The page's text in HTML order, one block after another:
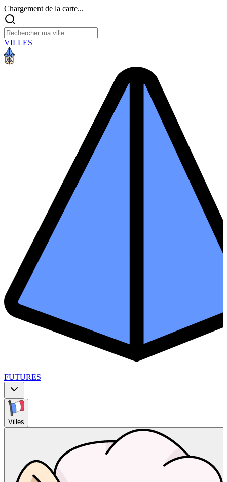
Chargement de la carte...
VILLES
FUTURES
Villes